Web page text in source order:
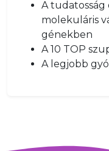
A tudatosság
molekuláris
génekben
A 10 TOP
A legjobb